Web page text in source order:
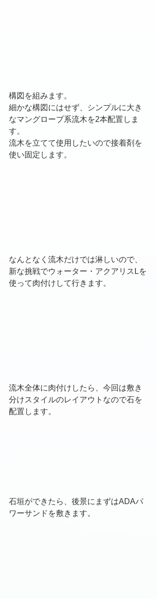
構図を組みます。
細かな構図にはせず、シンプルに大き
なマングローブ系流木を2本配置しま
す。
流木を立てて使用したいので接着剤を
使い固定します。
なんとなく流木だけでは淋しいので、
新な挑戦でウォーター・アクアリスLを
使って肉付けして行きます。
流木全体に肉付けしたら、今回は敷き
分けスタイルのレイアウトなので石を
配置します。
石垣ができたら、後景にまずはADAパ
ワーサンドを敷きます。